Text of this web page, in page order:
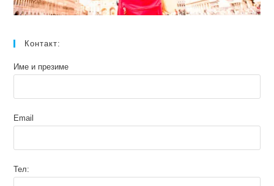
Контакт:
Име и презиме
Email
Тел: